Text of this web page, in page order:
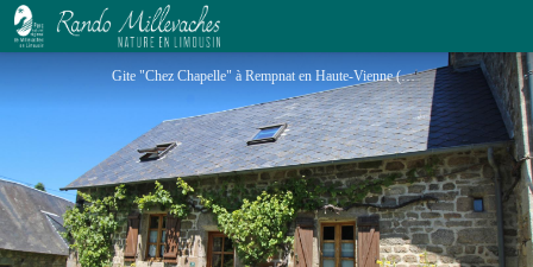
Chez Chapelle
Gite "Chez Chapelle" à Rempnat en Haute-Vienne (Nouvelle Aquitaine)_1 - Gîtes de France® Haute-Vienne